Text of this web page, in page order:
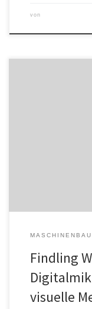
von
MASCHINENBAU
Findling
visuelle